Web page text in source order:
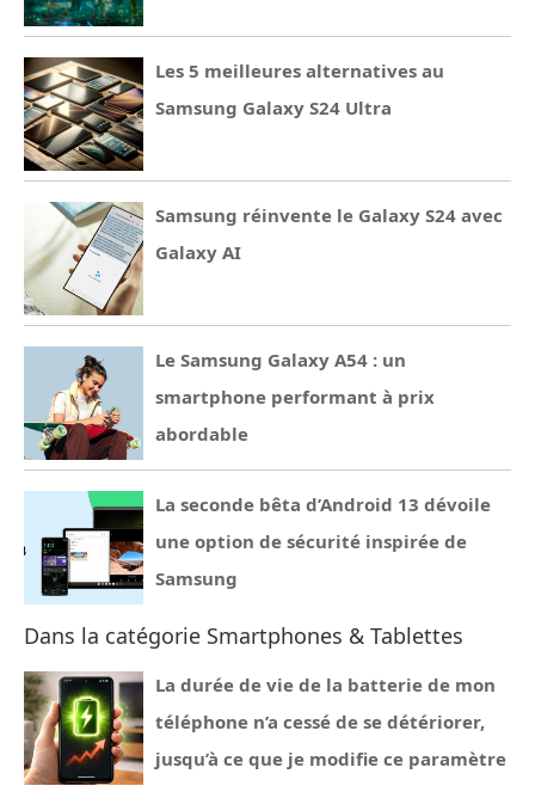
Les 5 meilleures alternatives au
Samsung Galaxy S24 Ultra
Samsung réinvente le Galaxy S24 avec
Galaxy AI
Le Samsung Galaxy A54 : un
smartphone performant à prix
abordable
La seconde bêta d’Android 13 dévoile
une option de sécurité inspirée de
Samsung
Dans la catégorie Smartphones & Tablettes
La durée de vie de la batterie de mon
téléphone n’a cessé de se détériorer,
jusqu’à ce que je modifie ce paramètre